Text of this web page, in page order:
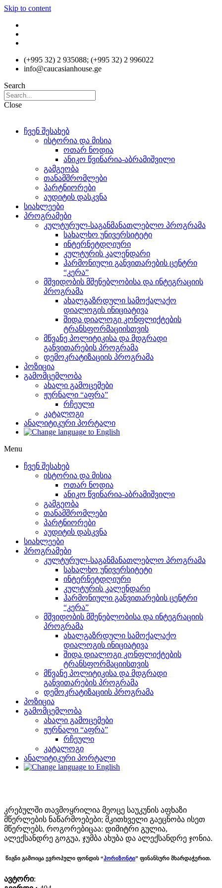
Skip to content
(+995 32) 2 935088; (+995 32) 2 996022
info@caucasianhouse.ge
Search
Close
ჩვენ შესახებ
ისტორია და მისია
ოთარ ნოდია
ანიკო წვინარია-აბრამიშვილი
გამგეობა
თანამშრომლები
პარტნიორები
აუდიტის დასკვნა
სიახლეები
პროგრამები
კულტურულ-საგანმანათლებლო პროგრამა
სახალხო უნივერსიტეტი
ინტერნეტდღიური
კულტურის კალენდარი
ჰარმონიული განვითარების ცენტრი
“კერა”
მშვიდობის მშენებლობისა და ინტეგრაციის
პროგრამა
ახალგაზრდული სამოქალაქო
დიალოგის ინიციატივა
შიდა დიალოგი კონფლიქტების
ტრანსფორმაციისთვის
მწვანე პოლიტიკისა და მდგრადი
განვითარების პროგრამა
დემოკრატიზაციის პროგრამა
პოზიცია
გამომცემლობა
ახალი გამოცემები
ჟურნალი “აფრა”
რჩეული
კატალოგი
ანალიტიკური პორტალი
Menu
ჩვენ შესახებ
ისტორია და მისია
ოთარ ნოდია
ანიკო წვინარია-აბრამიშვილი
გამგეობა
თანამშრომლები
პარტნიორები
აუდიტის დასკვნა
სიახლეები
პროგრამები
კულტურულ-საგანმანათლებლო პროგრამა
სახალხო უნივერსიტეტი
ინტერნეტდღიური
კულტურის კალენდარი
ჰარმონიული განვითარების ცენტრი
“კერა”
მშვიდობის მშენებლობისა და ინტეგრაციის
პროგრამა
ახალგაზრდული სამოქალაქო
დიალოგის ინიციატივა
შიდა დიალოგი კონფლიქტების
ტრანსფორმაციისთვის
მწვანე პოლიტიკისა და მდგრადი
განვითარების პროგრამა
დემოკრატიზაციის პროგრამა
პოზიცია
გამომცემლობა
ახალი გამოცემები
ჟურნალი “აფრა”
რჩეული
კატალოგი
ანალიტიკური პორტალი
კრებულში თავმოყრილია მეოცე საუკუნის აფხაზი
მწერლების ნაწარმოებები; მკითხველი გაეცნობა ისეთ
მწერლებს, როგორებიცაა: დიმიტრი გულია,
ალექსანდრე გოგუა, ჯუმბა ახუბა და ალექსანდრე ჯონია.
წიგნი გამოიცა ევროპული ფონდის “ჰორიზონტი” ფინანსური მხარდაჭერით.
ავტორი: